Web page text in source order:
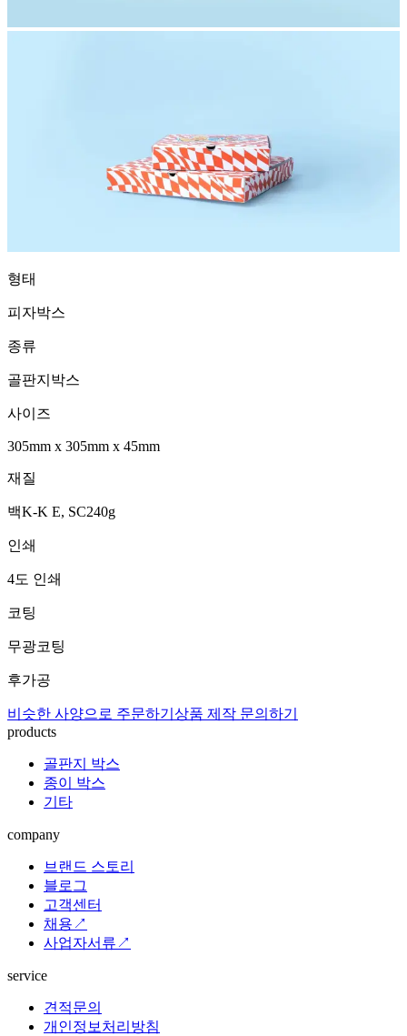
형태
피자박스
종류
골판지박스
사이즈
305mm x 305mm x 45mm
재질
백K-K E, SC240g
인쇄
4도 인쇄
코팅
무광코팅
후가공
비슷한 사양으로 주문하기 상품 제작 문의하기
products
골판지 박스
종이 박스
기타
company
브랜드 스토리
블로그
고객센터
채용↗
사업자서류↗
service
견적문의
개인정보처리방침